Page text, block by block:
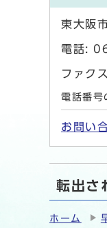
東大阪
電話:
ファク
電話番号
お問い
転出さ
ホーム